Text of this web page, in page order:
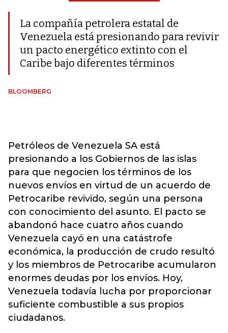
La compañía petrolera estatal de
Venezuela está presionando para revivir
un pacto energético extinto con el
Caribe bajo diferentes términos
BLOOMBERG
Petróleos de Venezuela SA está
presionando a los Gobiernos de las islas
para que negocien los términos de los
nuevos envíos en virtud de un acuerdo de
Petrocaribe revivido, según una persona
con conocimiento del asunto. El pacto se
abandonó hace cuatro años cuando
Venezuela cayó en una catástrofe
económica, la producción de crudo resultó
y los miembros de Petrocaribe acumularon
enormes deudas por los envíos. Hoy,
Venezuela todavía lucha por proporcionar
suficiente combustible a sus propios
ciudadanos.